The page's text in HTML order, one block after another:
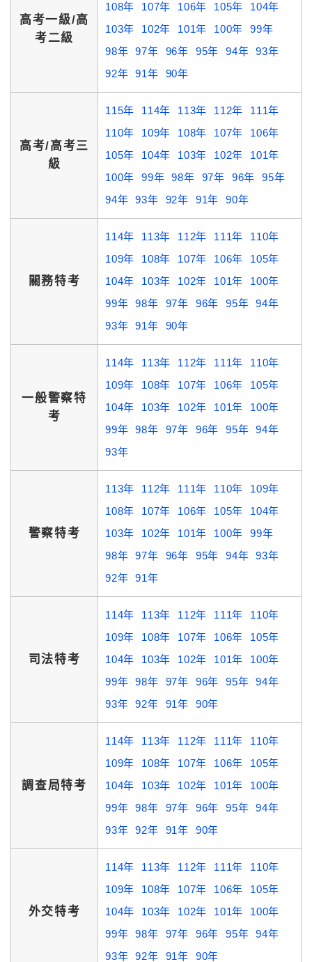
高考一級/高
考二級
108年
107年 106年 105年
104年
103年
102年 101年 100年
99年
98年
97年 96年 95年 94年
93年
92年
91年 90年
高考/高考三
級
115年 114年 113年 112年
111年
110年
109年 108年 107年
106年
105年
104年 103年 102年
101年
100年
99年 98年 97年 96年
95年
94年
93年 92年 91年 90年
關務特考
114年 113年 112年 111年
110年
109年
108年 107年 106年
105年
104年
103年 102年 101年
100年
99年
98年 97年 96年 95年
94年
93年
91年 90年
一般警察特
考
114年 113年 112年 111年
110年
109年
108年 107年 106年
105年
104年
103年 102年 101年
100年
99年
98年 97年 96年 95年
94年
93年
警察特考
113年 112年 111年 110年
109年
108年
107年 106年 105年
104年
103年
102年 101年 100年
99年
98年
97年 96年 95年 94年
93年
92年
91年
司法特考
114年 113年 112年 111年
110年
109年
108年 107年 106年
105年
104年
103年 102年 101年
100年
99年
98年 97年 96年 95年
94年
93年
92年 91年 90年
調查局特考
114年 113年 112年 111年
110年
109年
108年 107年 106年
105年
104年
103年 102年 101年
100年
99年
98年 97年 96年 95年
94年
93年
92年 91年 90年
外交特考
114年 113年 112年 111年
110年
109年
108年 107年 106年
105年
104年
103年 102年 101年
100年
99年
98年 97年 96年 95年
94年
93年
92年 91年 90年